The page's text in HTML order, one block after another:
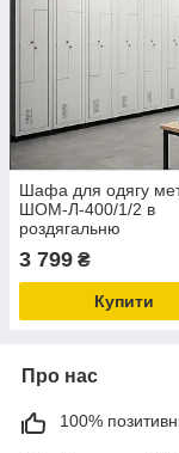
Шафа для одягу
ШОМ-Л-400/1/2 в
роздягальню
3 799 ₴
Купити
Про нас
100%